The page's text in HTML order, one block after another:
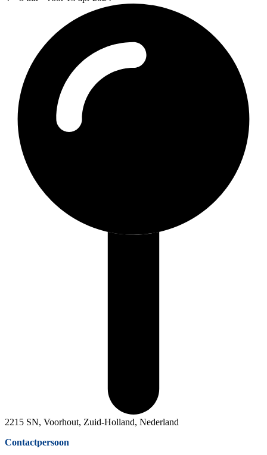
2215 SN, Voorhout, Zuid-Holland, Nederland
Contactpersoon